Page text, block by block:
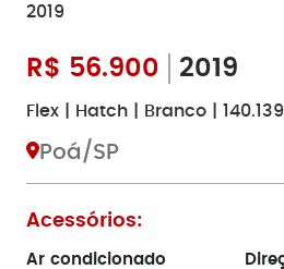
2019
R$ 56.900 2019
Flex | Hatch | Branco | 140.139
Poá/SP
Acessórios:
Ar condicionado